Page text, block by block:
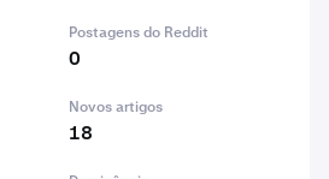
Postagens do Reddit
0
Novos artigos
18